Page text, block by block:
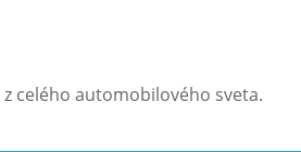
celého automobilového sveta.